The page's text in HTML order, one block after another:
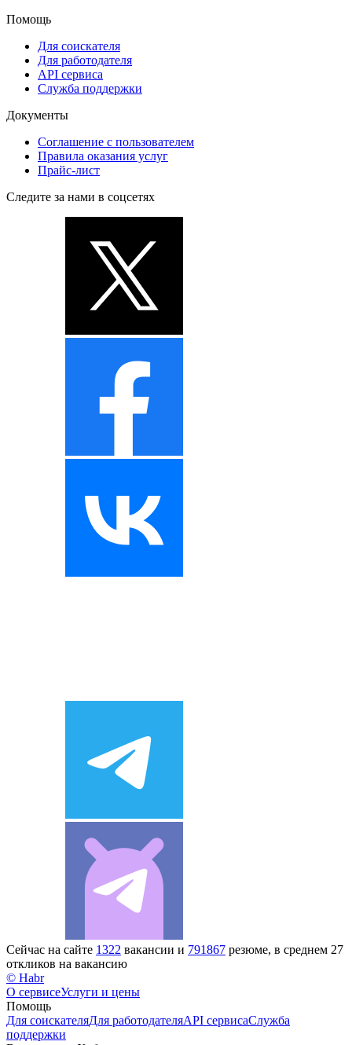
Помощь
Для соискателя
Для работодателя
API сервиса
Служба поддержки
Документы
Соглашение с пользователем
Правила оказания услуг
Прайс-лист
Следите за нами в соцсетях
Сейчас на сайте 1322 вакансии и 791867 резюме, в среднем 27
откликов на вакансию
© Habr
О сервисеУслуги и цены
Помощь
Для соискателяДля работодателяAPI сервисаСлужба
поддержки